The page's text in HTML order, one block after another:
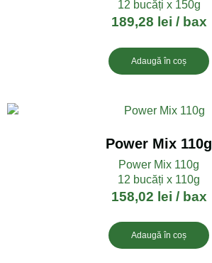
12 bucăți x 150g
189,28 lei / bax
Adaugă în coș
Power Mix 110g
Power Mix 110g
12 bucăți x 110g
158,02 lei / bax
Adaugă în coș